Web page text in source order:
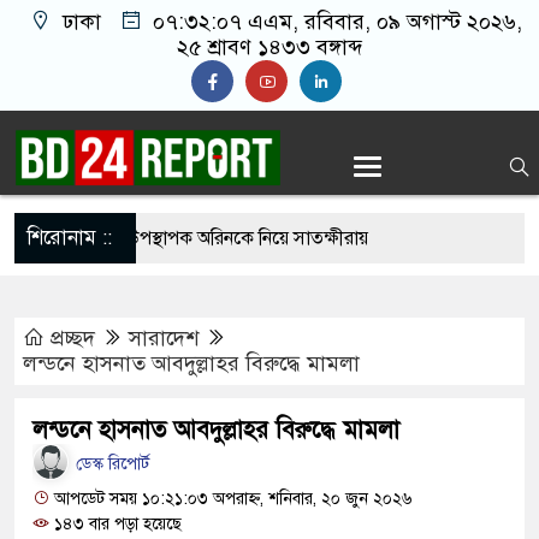
ঢাকা ০৭:৩২:০৮ এএম, রবিবার, ০৯ অগাস্ট ২০২৬,
২৫ শ্রাবণ ১৪৩৩ বঙ্গাব্দ
শিরোনাম ::
সম্মেলনের উপস্থাপক অরিনকে নিয়ে সাতক্ষীরায়
হামলায় ধ্বংস হওয়া ভবন থেকে ১৯ মরদেহ উদ্ধার,
ঘোষণা করল ১১ দল
ছড়িয়ে পড়ায় তীব্র যন্ত্রণায় ভুগছেন বাইডেন
প্রচ্ছদ
সারাদেশ
লন্ডনে হাসনাত আবদুল্লাহর বিরুদ্ধে মামলা
লন্ডনে হাসনাত আবদুল্লাহর বিরুদ্ধে মামলা
ডেস্ক রিপোর্ট
আপডেট সময় ১০:২১:০৩ অপরাহ্ন, শনিবার, ২০ জুন ২০২৬
১৪৩ বার পড়া হয়েছে